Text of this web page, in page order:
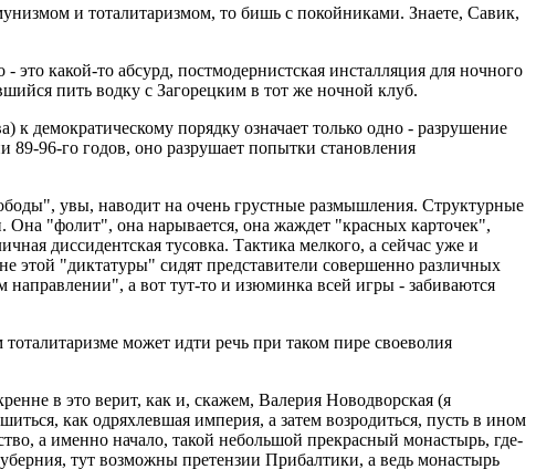
и тоталитаризмом, то бишь с покойниками. Знаете, Савик,
это какой-то абсурд, постмодернистская инсталляция для ночного
пить водку с Загорецким в тот же ночной клуб.
демократическому порядку означает только одно - разрушение
89-96-го годов, оно разрушает попытки становления
увы, наводит на очень грустные размышления. Структурные
Она "фолит", она нарывается, она жаждет "красных карточек",
диссидентская тусовка. Тактика мелкого, а сейчас уже и
этой "диктатуры" сидят представители совершенно различных
направлении", а вот тут-то и изюминка всей игры - забиваются
может идти речь при таком пире своеволия
в это верит, как и, скажем, Валерия Новодворская (я
как одряхлевшая империя, а затем возродиться, пусть в ином
а именно начало, такой небольшой прекрасный монастырь, где-
тут возможны претензии Прибалтики, а ведь монастырь